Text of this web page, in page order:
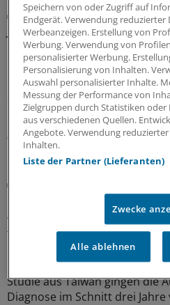
Oft spät diagnostiziert und
Juvenile idiopathische
können Rheuma
Es geschieht äußerst selten,
entzündlich-rheumatische
Säuglingen manifestieren.
monogenetische
07.08.2026
Erst das trockene Auge –
Autoimmunerkrankung?
Trockene Augen können ein
entstehende
rheumatoide Arthritis oder
Studie aus Taiwan gingen die
Diagnose im Schnitt drei Jahre
Speichern von oder Zugriff auf
Endgerät. Verwendung reduzierter
Werbeanzeigen. Erstellung von
Werbung. Verwendung von
personalisierter Werbung.
Personalisierung von Inhalten.
Auswahl personalisierter Inhalte.
Messung der Performance von
Zielgruppen durch Statistiken
aus verschiedenen Quellen.
Angebote. Verwendung
Inhalten.
Liste der Partner (Lieferanten)
Zwecke
Alle ablehnen